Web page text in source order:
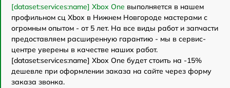
[dataset:services:name] Xbox One выполняется в нашем
профильном сц Xbox в Нижнем Новгороде мастерами с
огромным опытом - от 5 лет. На все виды работ и запчасти
предоставляем расширенную гарантию - мы в сервис-
центре уверены в качестве наших работ.
[dataset:services:name] Xbox One будет стоить на -15%
дешевле при оформлении заказа на сайте через форму
заказа звонка.